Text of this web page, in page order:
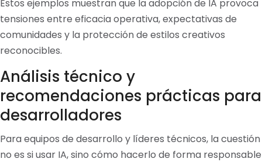
Estos ejemplos muestran que la adopción de IA provoca
tensiones entre eficacia operativa, expectativas de
comunidades y la protección de estilos creativos
reconocibles.
Análisis técnico y
recomendaciones prácticas para
desarrolladores
Para equipos de desarrollo y líderes técnicos, la cuestión
no es si usar IA, sino cómo hacerlo de forma responsable